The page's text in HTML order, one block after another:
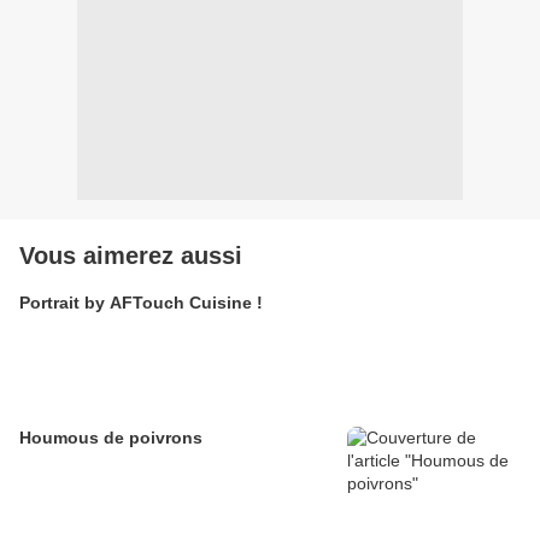
Vous aimerez aussi
Portrait by AFTouch Cuisine !
Houmous de poivrons